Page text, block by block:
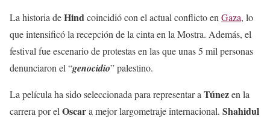
La historia deHind coincidió con el actual conflicto en Gaza, lo
que intensificó la recepción de la cinta en la Mostra. Además, el
festival fue escenario de protestas en las que unas 5 mil personas
denunciaron el “genocidio” palestino.
La película ha sido seleccionada para representar a Túnezen la
carrera por el Oscara mejor largometraje internacional. Shahidul